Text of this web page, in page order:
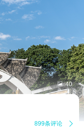
 40
899条评论 